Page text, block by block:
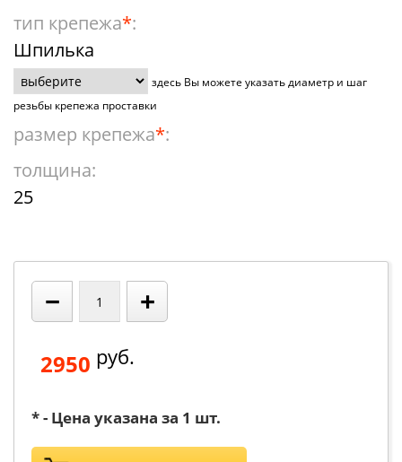
тип крепежа*:
Шпилька
здесь Вы можете указать диаметр и шаг
резьбы крепежа проставки
размер крепежа*:
толщина:
25
− +
2950 руб.
* - Цена указана за 1 шт.